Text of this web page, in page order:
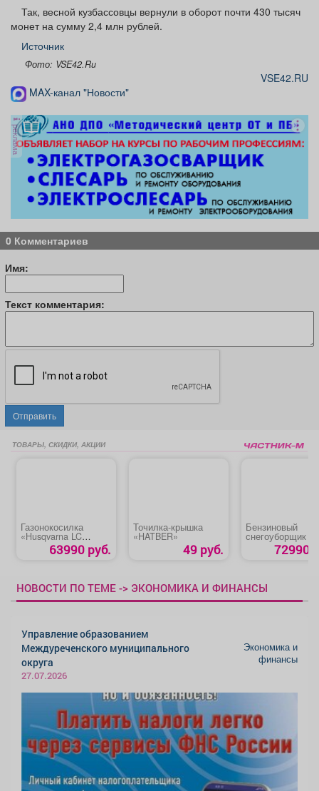
Так, весной кузбассовцы вернули в оборот почти 430 тысяч
монет на сумму 2,4 млн рублей.
Источник
Фото: VSE42.Ru
VSE42.RU
MAX-канал "Новости"
реклама
0 Комментариев
Имя:
Текст комментария:
Отправить
ТОВАРЫ, СКИДКИ, АКЦИИ
Газонокосилка
«Husqvarna LC
247SP»63990 руб.
Точилка-крышка
«HATBER»
49 руб.
Бензиновый
снегоуборщик
СМБ-7-72 Э»
72990
НОВОСТИ ПО ТЕМЕ -> ЭКОНОМИКА И ФИНАНСЫ
Управление образованием
Междуреченского муниципального
округа
27.07.2026
Экономика и
финансы